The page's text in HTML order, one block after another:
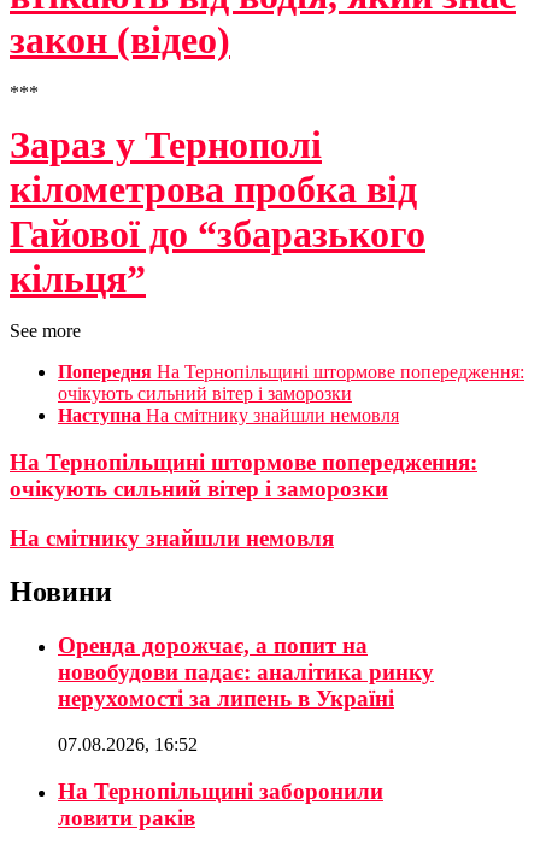
закон (відео)
***
Зараз у Тернополі
кілометрова пробка від
Гайової до “збаразького
кільця”
See more
Попередня На Тернопільщині штормове попередження:
очікують сильний вітер і заморозки
Наступна На смітнику знайшли немовля
На Тернопільщині штормове попередження:
очікують сильний вітер і заморозки
На смітнику знайшли немовля
Новини
Оренда дорожчає, а попит на
новобудови падає: аналітика ринку
нерухомості за липень в Україні
07.08.2026, 16:52
На Тернопільщині заборонили
ловити раків